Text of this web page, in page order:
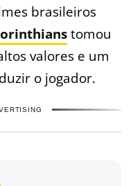
brasileiros
tomou
valores e um
o jogador.